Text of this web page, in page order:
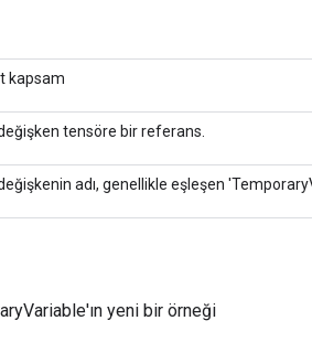
kapsam
tensöre bir referans.
adı, genellikle eşleşen
yeni bir örneği